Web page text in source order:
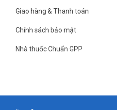
Giao hàng & Thanh toán
Chính sách bảo mật
Nhà thuốc Chuẩn GPP